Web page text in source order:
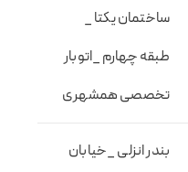
ساختمان یکتا _
طبقه چهارم _اتوبار
تخصصی همشهری
بندر انزلی _خیابان